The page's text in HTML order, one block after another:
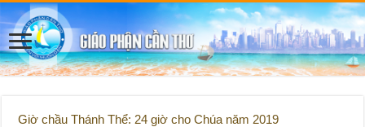
Giờ chầu Thánh Thể: 24 giờ cho Chúa năm 2019